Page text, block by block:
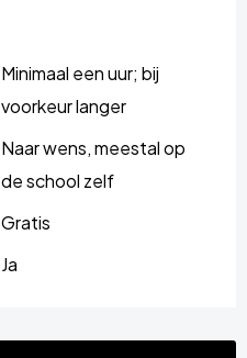
Minimaal een uur; bij
voorkeur langer
Naar wens, meestal op
de school zelf
Gratis
Ja